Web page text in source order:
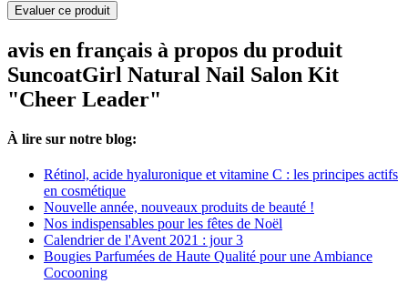
Evaluer ce produit
avis en français à propos du produit
SuncoatGirl Natural Nail Salon Kit
"Cheer Leader"
À lire sur notre blog:
Rétinol, acide hyaluronique et vitamine C : les principes actifs
en cosmétique
Nouvelle année, nouveaux produits de beauté !
Nos indispensables pour les fêtes de Noël
Calendrier de l'Avent 2021 : jour 3
Bougies Parfumées de Haute Qualité pour une Ambiance
Cocooning